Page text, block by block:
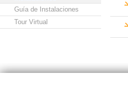
Guía de Instalaciones
Tour Virtual